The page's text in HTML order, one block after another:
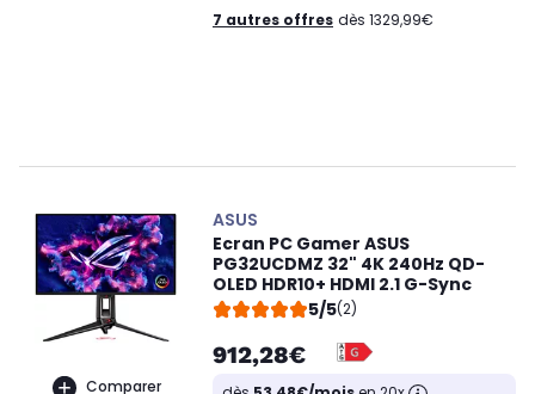
7 autres offres dès 1329,99€
Comparer
ASUS
Ecran PC Gamer ASUS
PG32UCDMZ 32" 4K 240Hz QD-
OLED HDR10+ HDMI 2.1 G-Sync
5/5(2)
912,28€